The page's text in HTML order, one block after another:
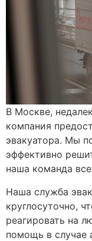
В Москве,
компания
эвакуатора. Мы
эффективно
наша команда
Наша служба
круглосуточно,
реагировать на
помощь в случае